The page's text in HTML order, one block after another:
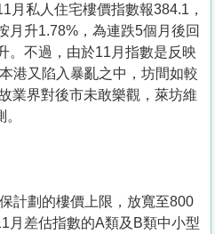
月私人住宅樓價指數報384.1，
月升1.78%，為連跌5個月後回
。不過，由於11月指數是反映
港又陷入暴亂之中，坊間如較
業界對後市未敢樂觀，萊坊維
計劃的樓價上限，放寬至800
月差估指數的A類及B類中小型